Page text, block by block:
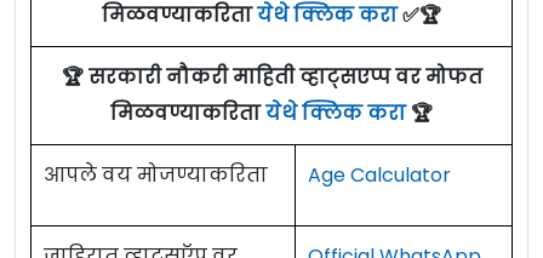
मिळवण्याकरितायेथे क्लिक करा✅🏆
🏆 सरकारी नौकरी माहिती व्हाट्सएप्प वर मोफत
मिळवण्याकरितायेथे क्लिक करा🏆
आपले वय मोजण्याकरिता Age Calculator